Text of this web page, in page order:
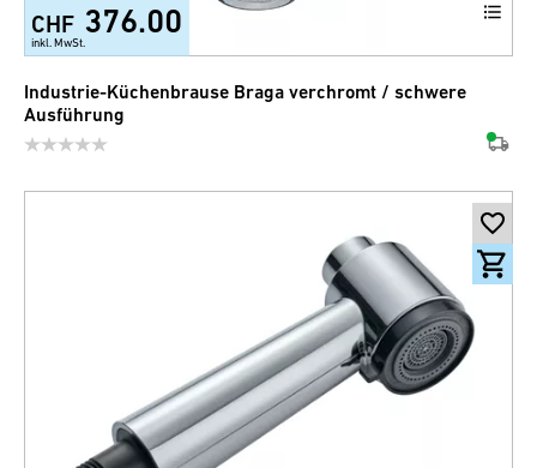
CHF 376.00
inkl. MwSt.
Industrie-Küchenbrause Braga verchromt / schwere
Ausführung